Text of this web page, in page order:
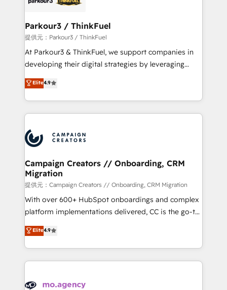
companies scale faster and smarter. 🔹 BOOMS:
Demand generation for all your buyers With BOOMS,
you invest in 100% of your buyers, accelerating your
growth and positioning yourself as an undisputed
transformation process A methodology designed to
implement HubSpot effectively and optimize your
record of business transformation, our growth-first
approach has helped brands dominate their
Parkour3 / ThinkFuel
提供元：Parkour3 / ThinkFuel
At Parkour3 & ThinkFuel, we support companies in
developing their digital strategies by leveraging
technologies and automating their marketing and
sales processes to generate growth. Our offer spans
from Strategy to Operations. We specialize in CRM
onboarding and implementation, web design, sales
extensive experience working with tech companies
and manufacturers since 2002, we are committed to
empowering our clients and developing their
autonomy. Get to grips with HubSpot through
guided implementation and seamless integration of
the CRM platform into your digital ecosystem. Would
you like support in deploying your inbound
to your needs and sales objectives. With 125+
certifications, we are part of the most certified
services are offered in both English & French.
Elite4.9
Campaign Creators // Onboarding, CRM
Migration
提供元：Campaign Creators // Onboarding, CRM Migration
With over 600+ HubSpot onboardings and complex
platform implementations delivered, CC is the go-to
Elite Solutions Partner for businesses ready to
migrate, replatform, and scale smarter. We specialize
in high-impact CRM and CMS migrations and
onboarding from platforms like Salesforce, NetSuite,
WordPress and legacy CRMs, turning fragmented
Elite4.9